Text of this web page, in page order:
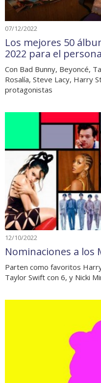
07/12/2022
Los mejores 50
2022 para el
Con Bad Bunny, Beyoncé,
Rosalía, Steve Lacy, Harry
protagonistas
12/10/2022
Nominaciones a los
Parten como favoritos
Taylor Swift con 6, y Nicki